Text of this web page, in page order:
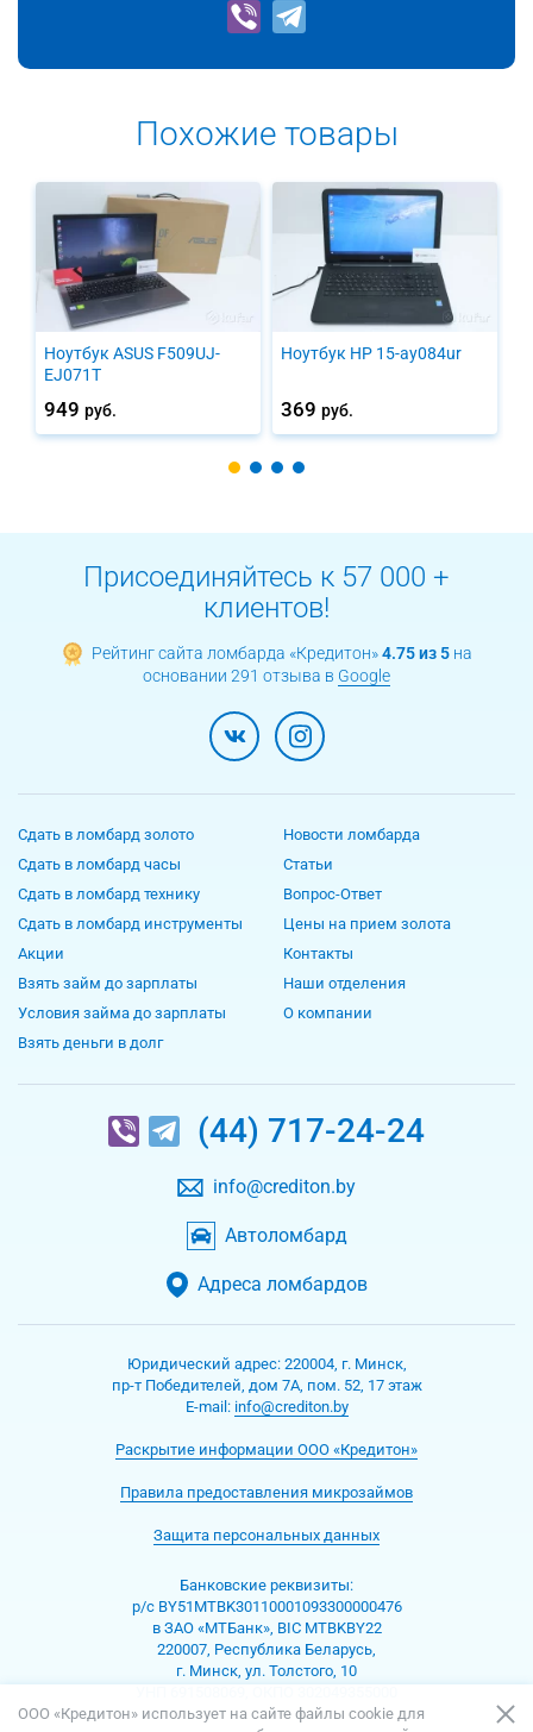
Похожие товары
Ноутбук ASUS F509UJ-
EJ071T
949 руб.
Ноутбук HP 15-ay084ur
369 руб.
Присоединяйтесь к 57 000 +
клиентов!
Рейтинг сайта ломбарда «Кредитон»4.75 из 5 на
основании 291 отзыва в Google
Сдать в ломбард золото
Сдать в ломбард часы
Сдать в ломбард технику
Сдать в ломбард инструменты
Акции
Взять займ до зарплаты
Условия займа до зарплаты
Взять деньги в долг
Новости ломбарда
Статьи
Вопрос-Ответ
Цены на прием золота
Контакты
Наши отделения
О компании
(44) 717-24-24
info@crediton.by
Автоломбард
Адреса ломбардов
Юридический адрес: 220004, г. Минск,
пр-т Победителей, дом 7А, пом. 52, 17 этаж
Е-mаil: info@crediton.by
Раскрытие информации ООО «Кредитон»
Правила предоставления микрозаймов
Защита персональных данных
Банковские реквизиты:
р/с BY51MTBK30110001093300000476
в ЗАО «МТБанк», BIC MTBKBY22
220007, Республика Беларусь,
г. Минск, ул. Толстого, 10
ООО «Кредитон» использует на сайте файлы cookie для